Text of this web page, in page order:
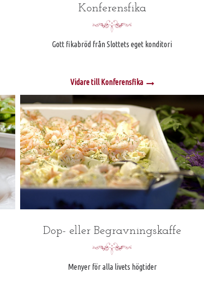
Konferensfika
Gott fikabröd från Slottets eget konditori
Vidare till Konferensfika
Dop- eller Begravningskaffe
Menyer för alla livets högtider